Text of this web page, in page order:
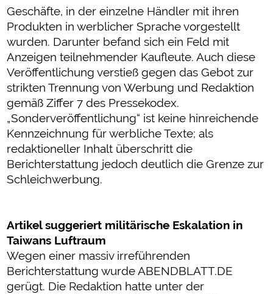
Geschäfte, in der einzelne Händler mit ihren
Produkten in werblicher Sprache vorgestellt
wurden. Darunter befand sich ein Feld mit
Anzeigen teilnehmender Kaufleute. Auch diese
Veröffentlichung verstieß gegen das Gebot zur
strikten Trennung von Werbung und Redaktion
gemäß Ziffer 7 des Pressekodex.
„Sonderveröffentlichung“ ist keine hinreichende
Kennzeichnung für werbliche Texte; als
redaktioneller Inhalt überschritt die
Berichterstattung jedoch deutlich die Grenze zur
Schleichwerbung.
Artikel suggeriert militärische Eskalation in
Taiwans Luftraum
Wegen einer massiv irreführenden
Berichterstattung wurde ABENDBLATT.DE
gerügt. Die Redaktion hatte unter der